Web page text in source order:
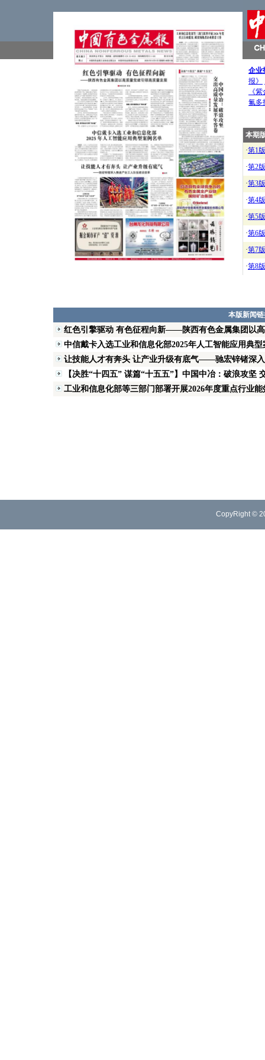
企业
报》
《
氟多
本期
·第1版
·第2版
·第3版
·第4版
·第5版
·第6版
·第7版
·第8版
本版新闻
红色引擎驱动 有色征程向新——陕西有色金属集团以
中信戴卡入选工业和信息化部2025年人工智能应用典型
让技能人才有奔头 让产业升级有底气——驰宏锌锗深
【决胜“十四五” 谋篇“十五五”】中国中冶：破浪攻坚
工业和信息化部等三部门部署开展2026年度重点行业
CopyRight ©